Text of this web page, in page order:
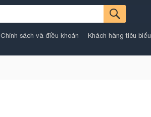
Chính sách và điều khoản
Khách hàng tiêu biểu